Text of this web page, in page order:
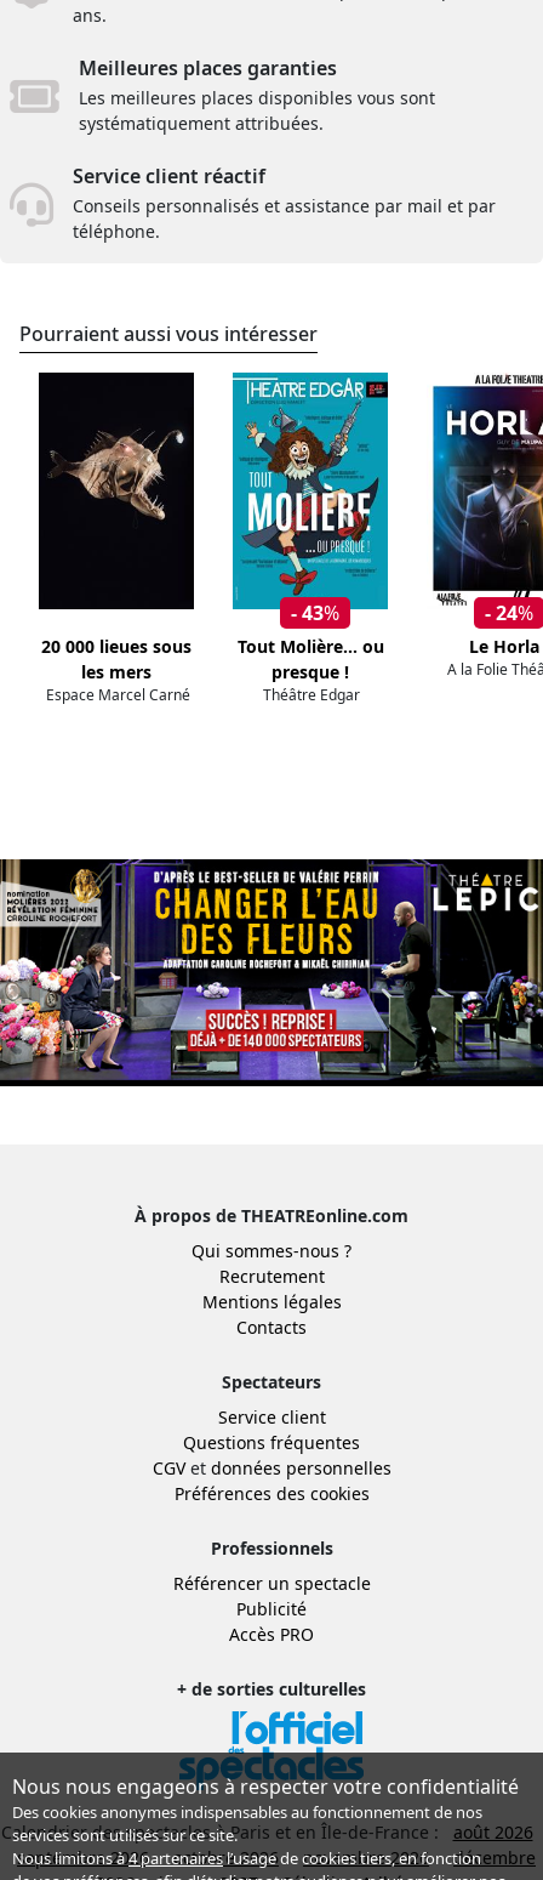
ans.
Meilleures places garanties
Les meilleures places disponibles vous sont
systématiquement attribuées.
Service client réactif
Conseils personnalisés et assistance par mail et par
téléphone.
Pourraient aussi vous intéresser
20 000 lieues sous
les mers
Espace Marcel Carné
- 43%
Tout Molière... ou
presque !
Théâtre Edgar
- 24%
Le Horla
A la Folie
À propos de THEATREonline.com
Qui sommes-nous ?
Recrutement
Mentions légales
Contacts
Spectateurs
Service client
Questions fréquentes
CGVet données personnelles
Préférences des cookies
Professionnels
Référencer un spectacle
Publicité
Accès PRO
+ de sorties culturelles
Calendrier des spectacles à Paris et en Île-de-France :
août 2026
septembre 2026
octobre 2026 novembre 2026
décembre
Nous nous engageons à respecter votre confidentialité
Des cookies anonymes indispensables au fonctionnement de nos
services sont utilisés sur ce site.
Nous limitons à4 partenairesl’usage de cookies tiers, en fonction